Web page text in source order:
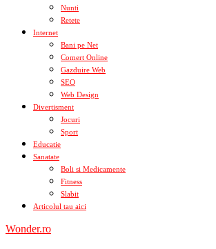
Nunti
Retete
Internet
Bani pe Net
Comert Online
Gazduire Web
SEO
Web Design
Divertisment
Jocuri
Sport
Educatie
Sanatate
Boli si Medicamente
Fitness
Slabit
Articolul tau aici
Wonder.ro